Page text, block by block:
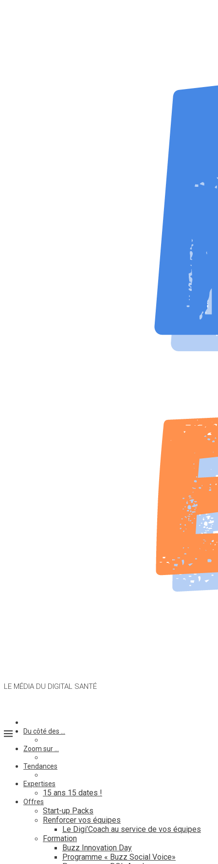
LE MÉDIA DU DIGITAL SANTÉ
Du côté des …
Zoom sur …
Tendances
Expertises
15 ans 15 dates !
Offres
Start-up Packs
Renforcer vos équipes
Le Digi’Coach au service de vos équipes
Formation
Buzz Innovation Day
Programme « Buzz Social Voice»